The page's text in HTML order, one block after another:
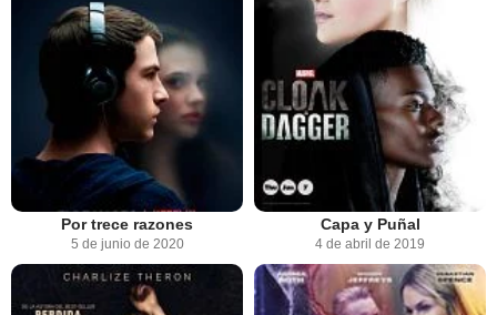
Por trece razones
5 de junio de 2020
Capa y Puñal
4 de abril de 2019